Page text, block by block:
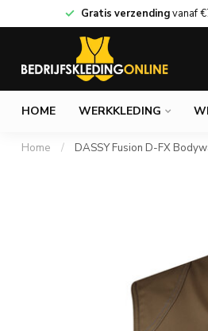
Gratis verzendingvanaf
HOME WERKKLEDING
Home / DASSY Fusion D-FX